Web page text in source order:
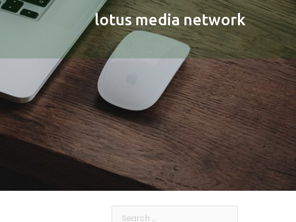
lotus media network